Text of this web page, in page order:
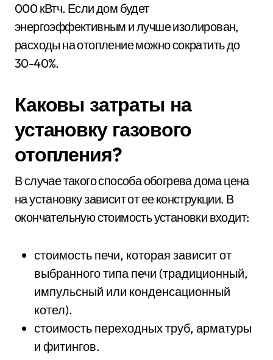
000 кВтч. Если дом будет
энергоэффективным и лучше изолирован,
расходы на отопление можно сократить до
30-40%.
Каковы затраты на
установку газового
отопления?
В случае такого способа обогрева дома цена
на установку зависит от ее конструкции. В
окончательную стоимость установки входит:
стоимость печи, которая зависит от
выбранного типа печи (традиционный,
импульсный или конденсационный
котел).
стоимость переходных труб, арматуры
и фитингов.